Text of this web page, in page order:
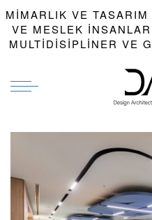
MIMARLIK VE
VE MESLEK
MULTIDISIPLINER VE